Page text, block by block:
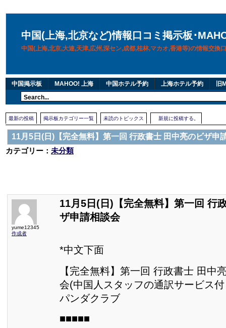
中国(上海,北京など)情報口コミ掲示板･
中国(上海,北京,大連,天津,広州,深セン,成都,桂林,マカオ,香港等)の情報交換
中国掲示板 MAHOO! 上海 中国ホテル予約 上海ホテル予約 旧
最新の投稿 掲示板カテゴリー一覧 未読のトピックス 新規に投稿する。
11月5日(日)【完全無料】第一回 行政書士 田中亮のビザ申
カテゴリー： 未分類
yume12345
作成者
11月5日(日)【完全無料】第一回 行
ザ申請相談会
*中文下面
【完全無料】第一回 行政書士 田中
会(中国人スタッフの通訳サービス
パンダクラブ
■■■■■